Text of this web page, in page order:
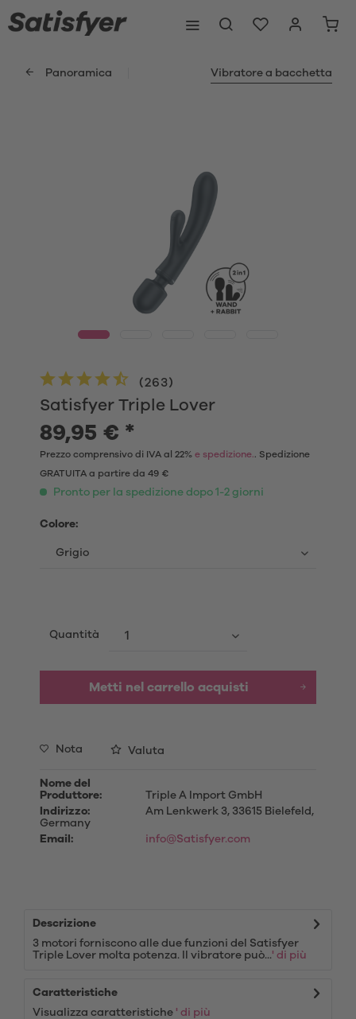
Panoramica Vibratore a bacchetta
Satisfyer Triple Lover
(263)
89,95 € *
Prezzo comprensivo di IVA al 22% e spedizione.. Spedizione
GRATUITA a partire da 49 €
Pronto per la spedizione dopo 1-2 giorni
Colore:
Quantità
Metti nel carrello acquisti
Nota Valuta
Nome del
Produttore:
Triple A Import GmbH
Indirizzo:
Am Lenkwerk 3, 33615 Bielefeld,
Germany
Email:
info@Satisfyer.com
Descrizione
3 motori forniscono alle due funzioni del Satisfyer
Triple Lover molta potenza. Il vibratore può...' di più
Caratteristiche
Visualizza caratteristiche ' di più